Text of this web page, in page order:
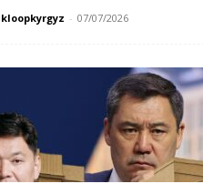
kloopkyrgyz - 07/07/2026